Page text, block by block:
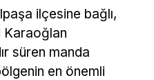
ilçesine bağlı,
Karaoğlan
süren manda
en önemli